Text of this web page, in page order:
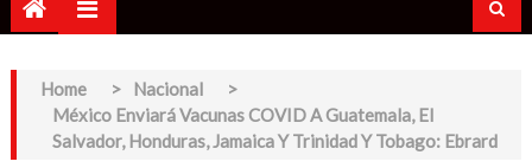
Home > Nacional
>
México Enviará Vacunas COVID A Guatemala, El
Salvador, Honduras, Jamaica Y Trinidad Y Tobago: Ebrard